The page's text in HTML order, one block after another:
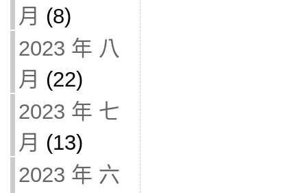
月 (8)
2023 年 八
月 (22)
2023 年 七
月 (13)
2023 年 六